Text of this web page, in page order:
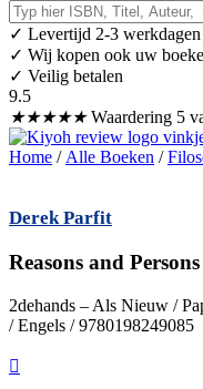
✓ Levertijd 2-3 werkdagen
✓ Wij kopen ook uw
✓ Veilig betalen
9.5
★★★★★ Waardering 5
Home / Alle Boeken /
Derek Parfit
Reasons and Persons
2dehands – Als Nieuw /
/ Engels / 9780198249085